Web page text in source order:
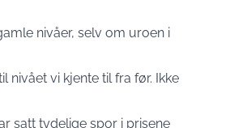
nivåer, selv om uroen i
nivået vi kjente til fra før. Ikke
satt tydelige spor i prisene